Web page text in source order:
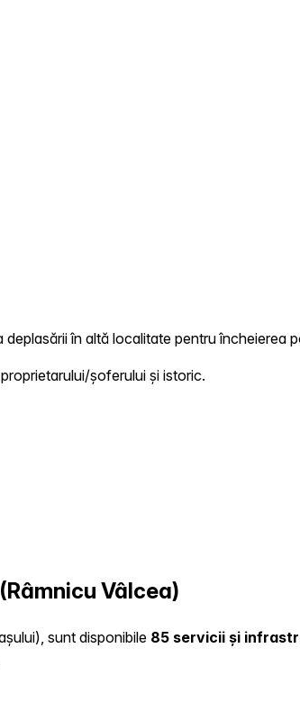
în altă localitate pentru încheierea
șoferului și istoric.
Vâlcea)
sunt disponibile 85 servicii și